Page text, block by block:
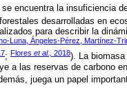
encuentra la insuficiencia
desarrolladas en
para describir la
Luna, Ángeles-Pérez, Martínez-
; Flores et al., 2018). La
a las reservas de carbono
juega un papel